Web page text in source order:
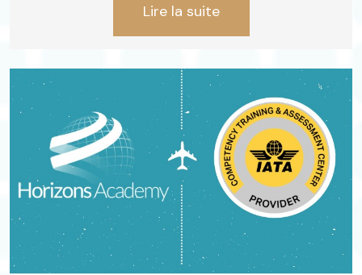
Lire la suite